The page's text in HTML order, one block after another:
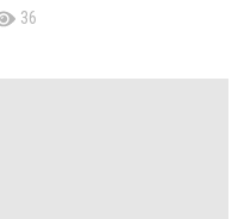
36